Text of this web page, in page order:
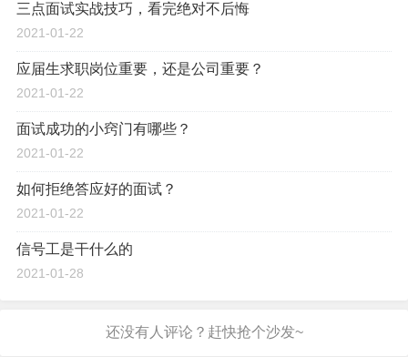
三点面试实战技巧，看完绝对不后悔
2021-01-22
应届生求职岗位重要，还是公司重要？
2021-01-22
面试成功的小窍门有哪些？
2021-01-22
如何拒绝答应好的面试？
2021-01-22
信号工是干什么的
2021-01-28